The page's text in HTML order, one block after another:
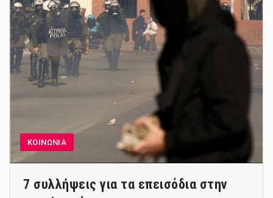
ΚΟΙΝΩΝΙΑ
7 συλλήψεις για τα επεισόδια στην